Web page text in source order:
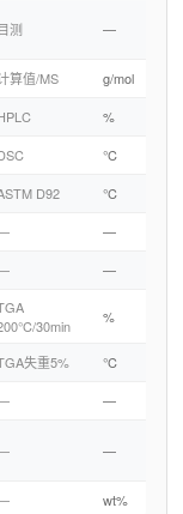
测 —
算值/MS g/mol
%
°C
D92 °C
—
—
30min
%
失重5% °C
—
—
wt%